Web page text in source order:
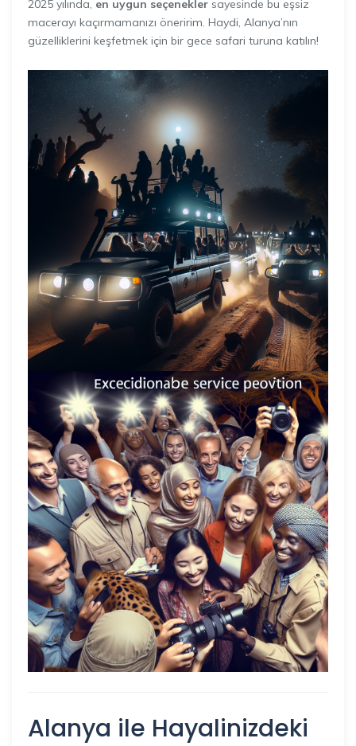
2025 yılında, en uygun seçenekler sayesinde bu eşsiz
macerayı kaçırmamanızı öneririm. Haydi, Alanya’nın
güzelliklerini keşfetmek için bir gece safari turuna katılın!
Alanya ile Hayalinizdeki